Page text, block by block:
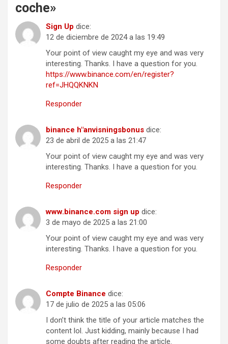
coche»
Sign Up dice:
12 de diciembre de 2024 a las 19:49
Your point of view caught my eye and was very
interesting. Thanks. I have a question for you.
https://www.binance.com/en/register?
ref=JHQQKNKN
Responder
binance h"anvisningsbonus dice:
23 de abril de 2025 a las 21:47
Your point of view caught my eye and was very
interesting. Thanks. I have a question for you.
Responder
www.binance.com sign up dice:
3 de mayo de 2025 a las 21:00
Your point of view caught my eye and was very
interesting. Thanks. I have a question for you.
Responder
Compte Binance dice:
17 de julio de 2025 a las 05:06
I don’t think the title of your article matches the
content lol. Just kidding, mainly because I had
some doubts after reading the article.